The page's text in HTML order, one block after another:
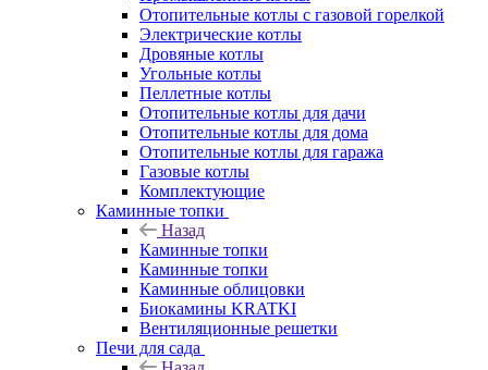
Отопительные котлы с газовой горелкой
Электрические котлы
Дровяные котлы
Угольные котлы
Пеллетные котлы
Отопительные котлы для дачи
Отопительные котлы для дома
Отопительные котлы для гаража
Газовые котлы
Комплектующие
Каминные топки
Назад
Каминные топки
Каминные топки
Каминные облицовки
Биокамины KRATKI
Вентиляционные решетки
Печи для сада